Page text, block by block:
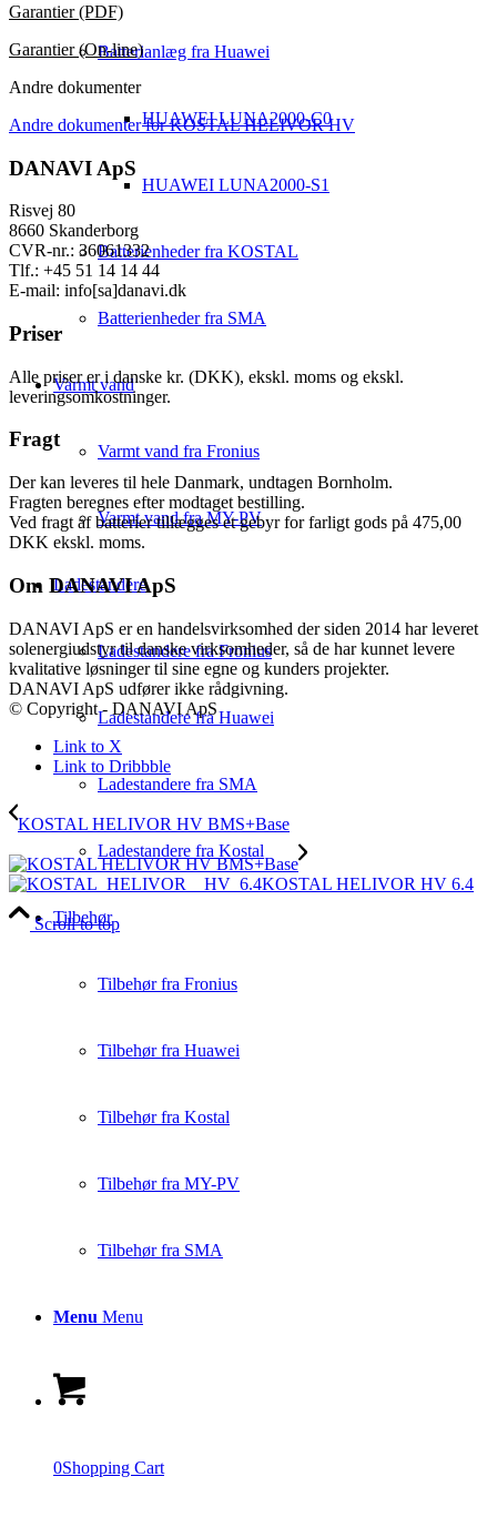
Batterianlæg fra Huawei
HUAWEI LUNA2000-C0
HUAWEI LUNA2000-S1
Batterienheder fra KOSTAL
Batterienheder fra SMA
Varmt vand
Varmt vand fra Fronius
Varmt vand fra MY-PV
Ladestandere
Ladestandere fra Fronius
Ladestandere fra Huawei
Ladestandere fra SMA
Ladestandere fra Kostal
Tilbehør
Tilbehør fra Fronius
Tilbehør fra Huawei
Tilbehør fra Kostal
Tilbehør fra MY-PV
Tilbehør fra SMA
Menu Menu
0Shopping Cart
Garantier (PDF)
Garantier (On-line)
Andre dokumenter
Andre dokumenter for KOSTAL HELIVOR HV
DANAVI ApS
Risvej 80
8660 Skanderborg
CVR-nr.: 36061332
Tlf.: +45 51 14 14 44
E-mail: info[sa]danavi.dk
Priser
Alle priser er i danske kr. (DKK), ekskl. moms og ekskl.
leveringsomkostninger.
Fragt
Der kan leveres til hele Danmark, undtagen Bornholm.
Fragten beregnes efter modtaget bestilling.
Ved fragt af batterier tillægges et gebyr for farligt gods på 475,00
DKK ekskl. moms.
Om DANAVI ApS
DANAVI ApS er en handelsvirksomhed der siden 2014 har leveret
solenergiudstyr til danske virksomheder, så de har kunnet levere
kvalitative løsninger til sine egne og kunders projekter.
DANAVI ApS udfører ikke rådgivning.
© Copyright - DANAVI ApS
Link to X
Link to Dribbble
KOSTAL HELIVOR HV BMS+Base
KOSTAL HELIVOR HV 6.4
Scroll to top